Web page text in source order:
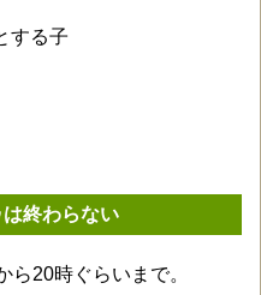
する子
終わらない
20時ぐらいまで。